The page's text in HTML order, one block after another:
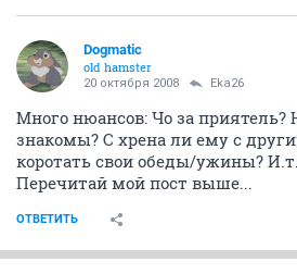
Dogmatic
old hamster
20 октября 2008 Eka26
Много нюансов: Чо за приятель?
знакомы? С хрена ли ему с
коротать свои обеды/ужины?
Перечитай мой пост выше...
ОТВЕТИТЬ